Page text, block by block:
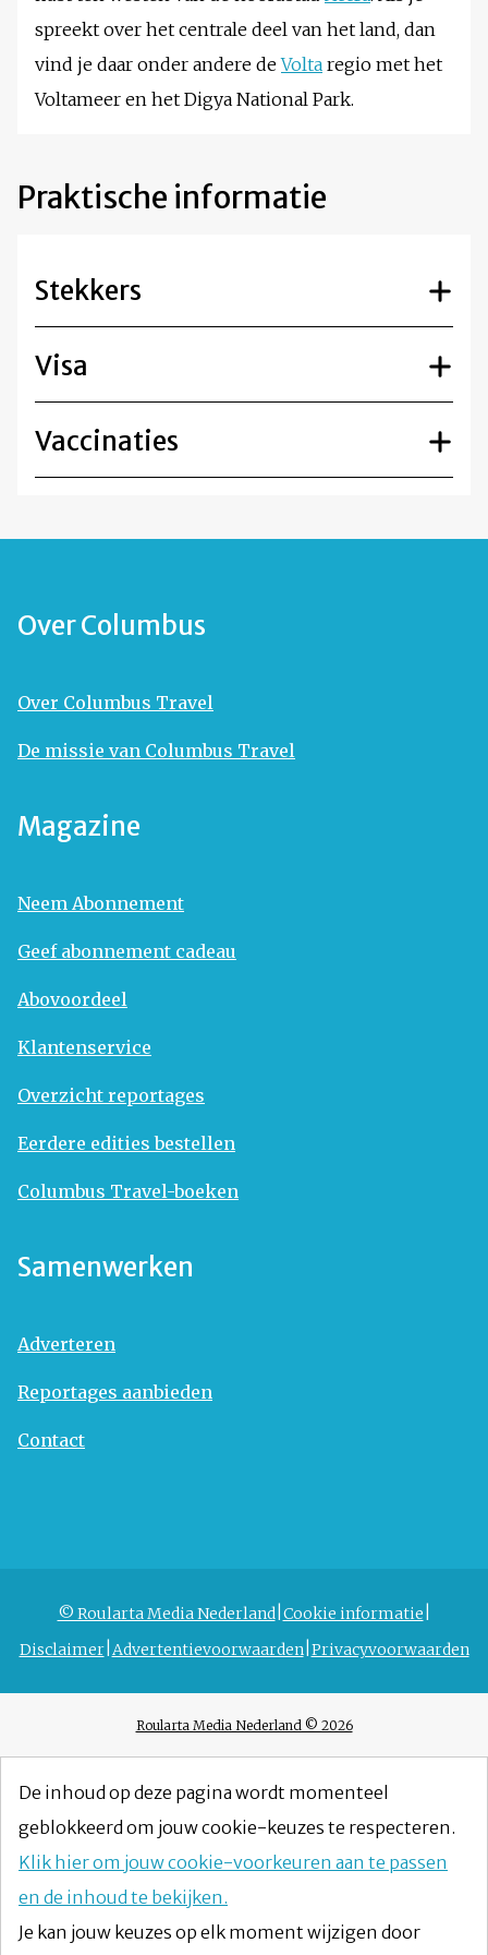
spreekt over het centrale deel van het land, dan
vind je daar onder andere deVolta regio met het
Voltameer en het Digya National Park.
Praktische informatie
Stekkers
Visa
Vaccinaties
Over Columbus
Over Columbus Travel
De missie van Columbus Travel
Magazine
Neem Abonnement
Geef abonnement cadeau
Abovoordeel
Klantenservice
Overzicht reportages
Eerdere edities bestellen
Columbus Travel-boeken
Samenwerken
Adverteren
Reportages aanbieden
Contact
© Roularta Media Nederland Cookie informatie
Disclaimer Advertentievoorwaarden Privacyvoorwaarden
Roularta Media Nederland © 2026
De inhoud op deze pagina wordt momenteel
geblokkeerd om jouw cookie-keuzes te respecteren.
Klik hier om jouw cookie-voorkeuren aan te passen
en de inhoud te bekijken.
Je kan jouw keuzes op elk moment wijzigen door